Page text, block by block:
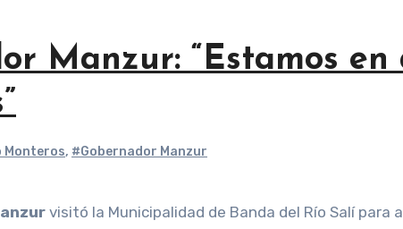
Manzur: “Estamos
Monteros, #Gobernador Manzur
visitó la Municipalidad de Banda del Río Salí